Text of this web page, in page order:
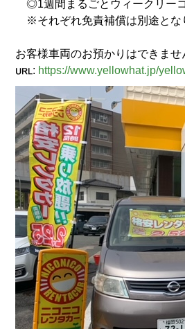
◎1週間まるごとウィークリ
※それぞれ免責補償は別途とな
お客様車両のお預かりはできませ
: https://www.yellowhat.jp/